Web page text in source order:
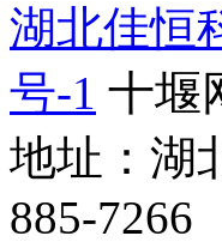
湖北佳恒
号-1 十堰
地址：湖
885-7266